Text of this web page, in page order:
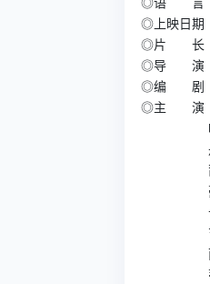
◎上映日期
◎片 长
◎导 演 朱
◎编 剧 达
◎主 演 安
哈里森
丹尼·
茜拉·
豪莎·
卡尔·
吉安卡
丽芙·
蒂姆·布